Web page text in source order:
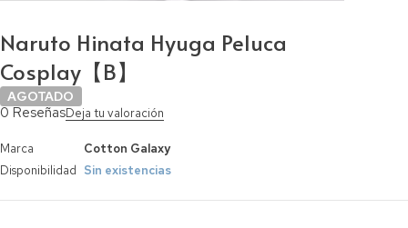
Naruto Hinata Hyuga Peluca
Cosplay【B】
AGOTADO
0 ReseñasDeja tu valoración
Marca
Cotton Galaxy
Disponibilidad Sin existencias